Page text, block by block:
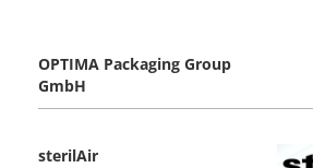
OPTIMA Packaging Group
GmbH
sterilAir